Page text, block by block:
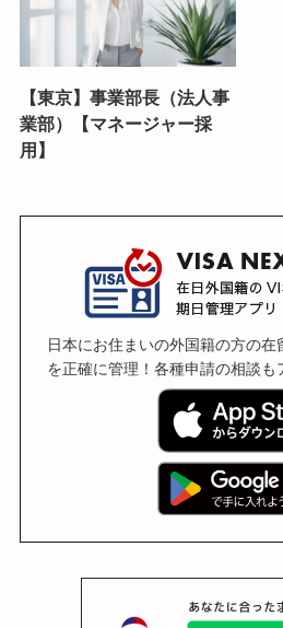
【東京】事業部長（法人事
業部）【マネージャー採
用】
日本にお住まいの外国籍の方の在
を正確に管理！各種申請の相談も